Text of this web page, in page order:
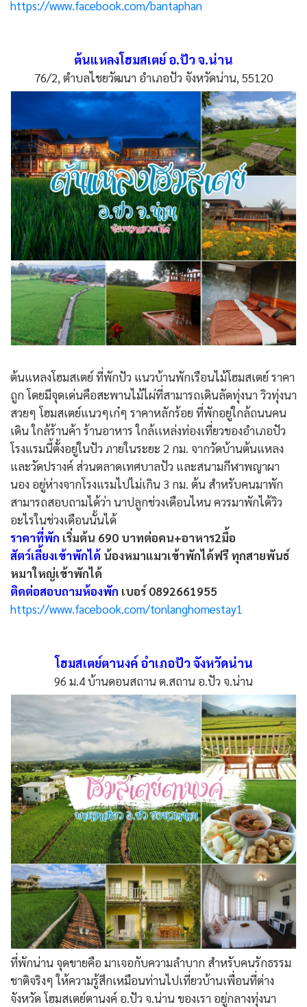
https://www.facebook.com/bantaphan
ต้นแหลงโฮมสเตย์ อ.ปัว จ.น่าน
76/2, ตำบลไชยวัฒนา อำเภอปัว จังหวัดน่าน, 55120
ต้นแหลงโฮมสเตย์ ที่พักปัว แนวบ้านพักเรือนไม้โฮมสเตย์ ราคา
ถูก โดยมีจุดเด่นคือสะพานไม้ไผ่ที่สามารถเดินลัดทุ่งนา วิวทุ่งนา
สวยๆ โฮมสเตย์แนวๆเก๋ๆ ราคาหลักร้อย ที่พักอยู่ใกล้ถนนคน
เดิน ใกล้ร้านค้า ร้านอาหาร ใกล้เเหล่งท่องเที่ยวของอำเภอปัว
โรงแรมนี้ตั้งอยู่ในปัว ภายในระยะ 2 กม. จากวัดบ้านต้นแหลง
และวัดปรางค์ ส่วนตลาดเทศบาลปัว และสนามกีฬาพญาผา
นอง อยู่ห่างจากโรงแรมไปไม่เกิน 3 กม. ต้น สำหรับคนมาพัก
สามารถสอบถามได้ว่า นาปลูกช่วงเดือนไหน ควรมาพักได้วิว
อะไรในช่วงเดือนนั้นได้
ราคาที่พัก เริ่มต้น 690 บาทต่อคน+อาหาร2มื้อ
สัตว์เลี้ยงเข้าพักได้ น้องหมาแมวเข้าพักได้ฟรี ทุกสายพันธ์
หมาใหญ่เข้าพักได้
ติดต่อสอบถามห้องพัก เบอร์ 0892661955
https://www.facebook.com/tonlanghomestay1
โฮมสเตย์ตานงค์ อำเภอปัว จังหวัดน่าน
96 ม.4 บ้านดอนสถาน ต.สถาน อ.ปัว จ.น่าน
ที่พักน่าน จุดขายคือ มาเจอกับความลำบาก สำหรับคนรักธรรม
ชาติจริงๆ ให้ความรู้สึกเหมือนท่านไปเที่ยวบ้านเพื่อนที่ต่าง
จังหวัด โฮมสเตย์ตานงค์ อ.ปัว จ.น่าน ของเรา อยู่กลางทุ่งนา